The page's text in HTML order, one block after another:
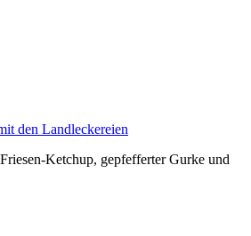
den Landleckereien
Ketchup, gepfefferter Gurke und